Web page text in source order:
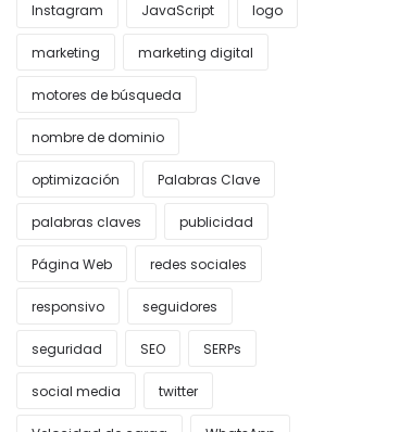
Instagram JavaScript logo
marketing marketing digital
motores de búsqueda
nombre de dominio
optimización Palabras Clave
palabras claves publicidad
Página Web redes sociales
responsivo seguidores
seguridad SEO SERPs
social media twitter